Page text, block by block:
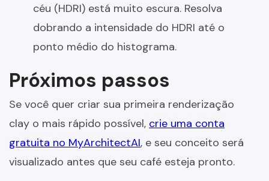
céu (HDRI) está muito escura. Resolva
dobrando a intensidade do HDRI até o
ponto médio do histograma.
Próximos passos
Se você quer criar sua primeira renderização
clay o mais rápido possível, crie uma conta
gratuita no MyArchitectAI, e seu conceito será
visualizado antes que seu café esteja pronto.